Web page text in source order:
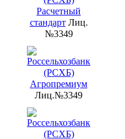
Расчетный
стандарт Лиц.
№3349
Агропремиум
Лиц.№3349